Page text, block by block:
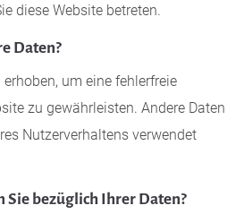
diese Website betreten.
Daten?
um eine fehlerfreie
zu gewährleisten. Andere Daten
Nutzerverhaltens verwendet
Sie bezüglich Ihrer Daten?